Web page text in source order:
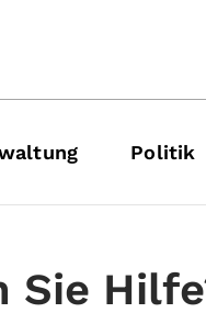
Politik
Sie